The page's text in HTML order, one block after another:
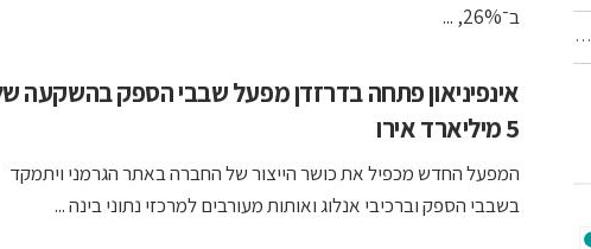
ב־26%, ...
אינפיניאון פתחה בדרזדן מפעל שבבי הספק בהשקעה
5 מיליארד אירו
המפעל החדש מכפיל את כושר הייצור של החברה באתר הגרמני ויתמקד
בשבבי הספק וברכיבי אנלוג ואותות מעורבים למרכזי נתוני בינה ...